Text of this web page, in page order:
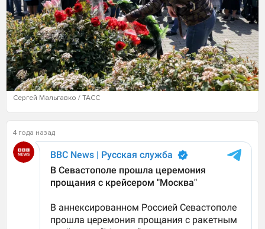
Сергей Мальгавко / ТАСС
4 года назад